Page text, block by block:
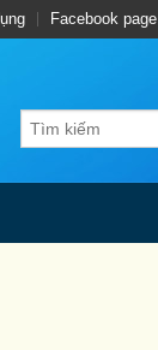
Facebook page